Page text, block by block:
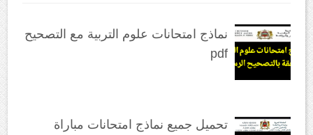
نماذج امتحانات علوم التربية مع التصحيح
pdf
تحميل جميع نماذج امتحانات مباراة